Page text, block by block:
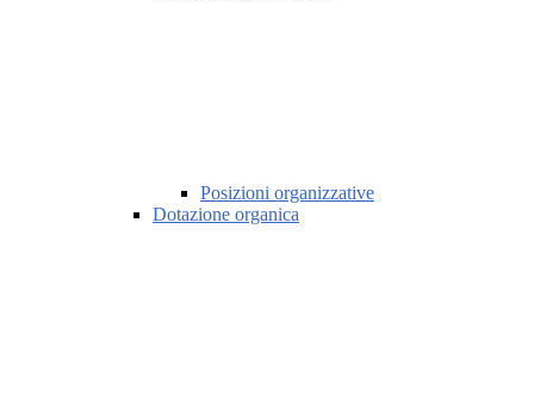
Posizioni organizzative
Dotazione organica